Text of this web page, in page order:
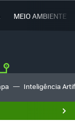
MEIO AMBIENTE
Inteligência